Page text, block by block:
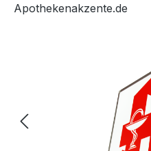
Apothekenakzente.de